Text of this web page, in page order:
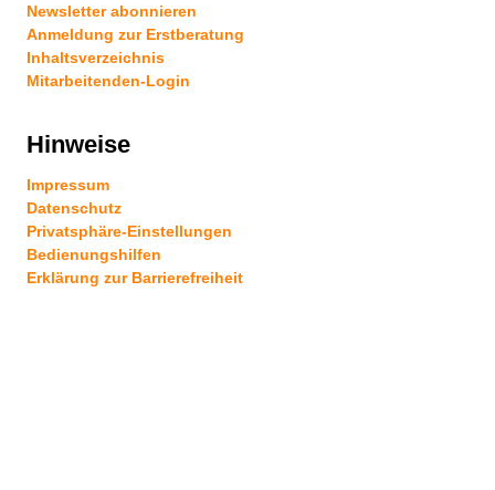
Newsletter abonnieren
Anmeldung zur Erstberatung
Inhaltsverzeichnis
Mitarbeitenden-Login
Hinweise
Impressum
Datenschutz
Privatsphäre-Einstellungen
Bedienungshilfen
Erklärung zur Barrierefreiheit